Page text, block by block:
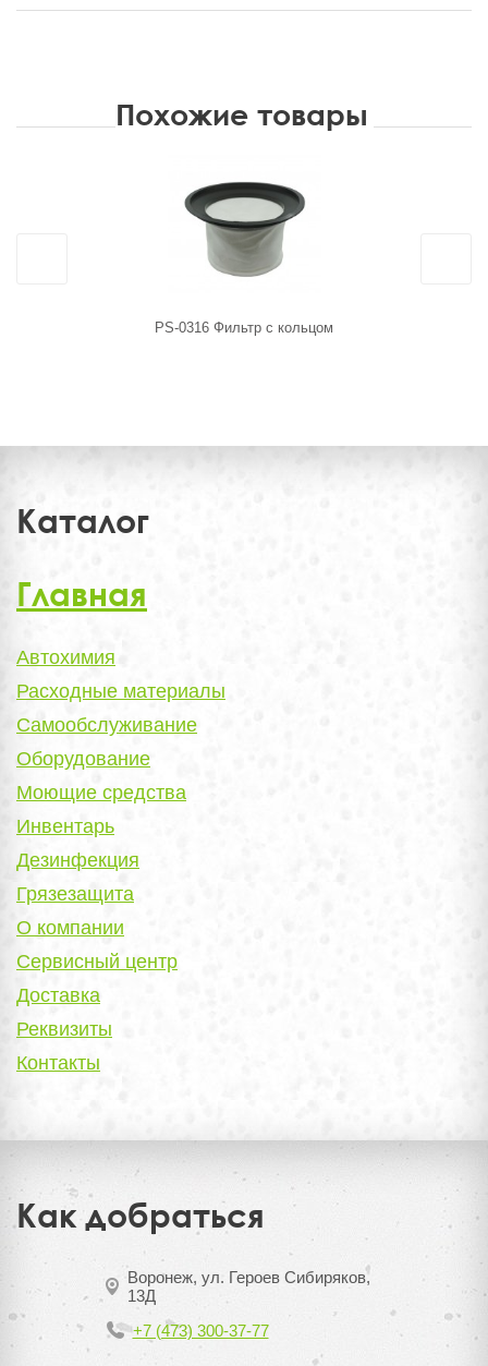
Похожие товары
PS-0316 Фильтр с кольцом
Каталог
Главная
Автохимия
Расходные материалы
Самообслуживание
Оборудование
Моющие средства
Инвентарь
Дезинфекция
Грязезащита
О компании
Сервисный центр
Доставка
Реквизиты
Контакты
Как добраться
Воронеж, ул. Героев Сибиряков,
13Д
+7 (473) 300-37-77